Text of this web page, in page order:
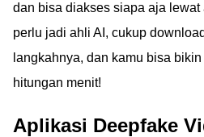
dan bisa diakses siapa aja
perlu jadi ahli AI, cukup
langkahnya, dan kamu bisa
hitungan menit!
Aplikasi Deepfake